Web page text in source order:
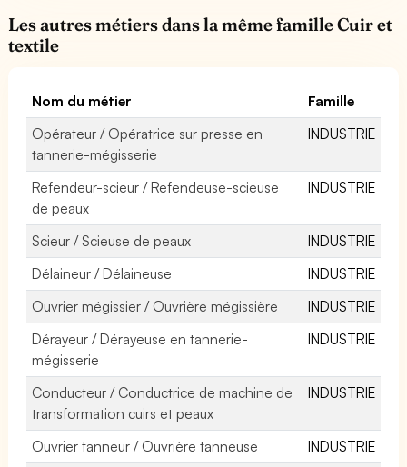
Les autres métiers dans la même famille Cuir et
textile
Nom du métier
Famille
Opérateur / Opératrice sur presse en
tannerie-mégisserie
INDUSTRIE
Refendeur-scieur / Refendeuse-scieuse
de peaux
INDUSTRIE
Scieur / Scieuse de peaux
INDUSTRIE
Délaineur / Délaineuse
INDUSTRIE
Ouvrier mégissier / Ouvrière mégissière
INDUSTRIE
Dérayeur / Dérayeuse en tannerie-
mégisserie
INDUSTRIE
Conducteur / Conductrice de machine de
transformation cuirs et peaux
INDUSTRIE
Ouvrier tanneur / Ouvrière tanneuse INDUSTRIE